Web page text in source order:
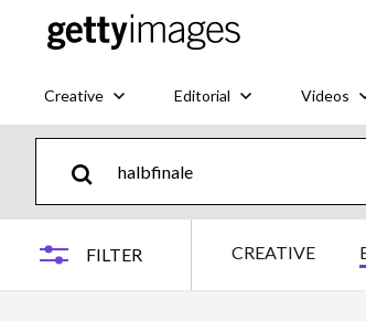
Creative Editorial Videos
FILTER CREATIVE